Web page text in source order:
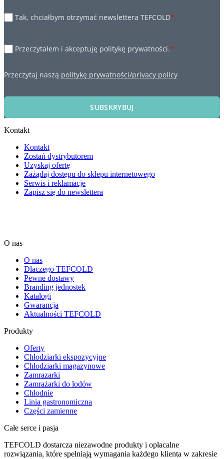
Tak, chciałbym otrzymać newslettera TEFCOLD*
Przeczytałem i akceptuję politykę prywatności.*
Przeczytaj naszą politykę prywatności/privacy policy
SUBSKRYBUJ
Kontakt
Kontakt
Zostań dystrybutorem
Uzyskaj ofertę
Zażądaj dostępu do sklepu internetowego
Serwis i reklamacje
Zapisz się do newslettera
O nas
O nas
Dlaczego TEFCOLD
Pewne dostawy
Branding jednostek
Katalogi
Gwarancja
Aktualności TEFCOLD
Produkty
Oferty
Chłodziarki ekspozycyjne
Chłodziarki magazynowe
Zamrazarki
Zamrażarki do lodów
Chłodnie
Linia gastronomiczna
Części zamienne
Całe serce i pasja
TEFCOLD dostarcza niezawodne produkty i opłacalne
rozwiązania, które spełniają wymagania każdego klienta w zakresie